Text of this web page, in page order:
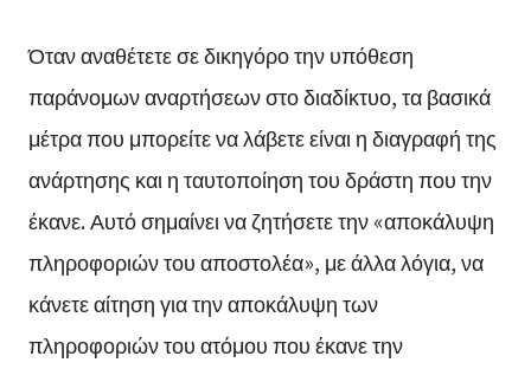
Όταν αναθέτετε σε δικηγόρο την υπόθεση
παράνομων αναρτήσεων στο διαδίκτυο, τα βασικά
μέτρα που μπορείτε να λάβετε είναι η διαγραφή της
ανάρτησης και η ταυτοποίηση του δράστη που την
έκανε. Αυτό σημαίνει να ζητήσετε την «αποκάλυψη
πληροφοριών του αποστολέα», με άλλα λόγια, να
κάνετε αίτηση για την αποκάλυψη των
πληροφοριών του ατόμου που έκανε την